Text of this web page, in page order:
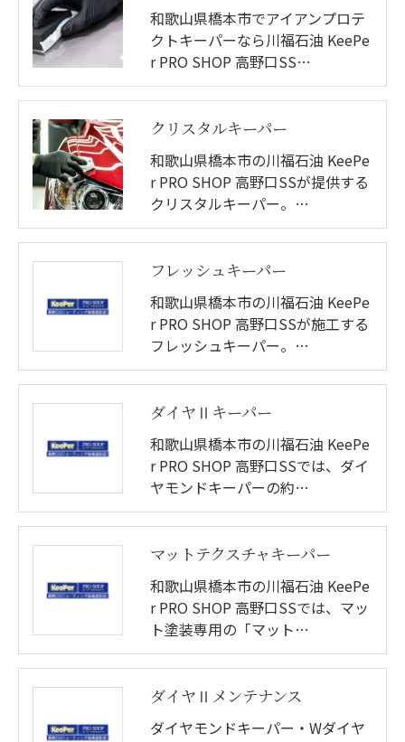
和歌山県橋本市でアイアンプロテ
クトキーパーなら川福石油 KeePe
r PRO SHOP 高野口SS…
クリスタルキーパー
和歌山県橋本市の川福石油 KeePe
r PRO SHOP 高野口SSが提供する
クリスタルキーパー。…
フレッシュキーパー
和歌山県橋本市の川福石油 KeePe
r PRO SHOP 高野口SSが施工する
フレッシュキーパー。…
ダイヤⅡキーパー
和歌山県橋本市の川福石油 KeePe
r PRO SHOP 高野口SSでは、ダイ
ヤモンドキーパーの約…
マットテクスチャキーパー
和歌山県橋本市の川福石油 KeePe
r PRO SHOP 高野口SSでは、マッ
ト塗装専用の「マット…
ダイヤⅡメンテナンス
ダイヤモンドキーパー・Wダイヤ